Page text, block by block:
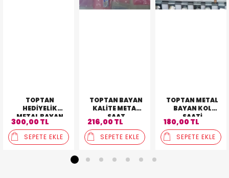
TOPTAN
HEDIYELIK
METAL BAYAN
3'LÜ KOMBIN
SAAT
300,00 TL
SEPETE EKLE
TOPTAN BAYAN
KALITE METAL
SAAT
216,00 TL
SEPETE EKLE
TOPTAN METAL
BAYAN KOL
SAATI
180,00 TL
SEPETE EKLE
1 2 3 4 5 6 7